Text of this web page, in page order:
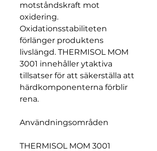
motståndskraft mot
oxidering.
Oxidationsstabiliteten
förlänger produktens
livslängd. THERMISOL MOM
3001 innehåller ytaktiva
tillsatser för att säkerställa att
härdkomponenterna förblir
rena.
Användningsområden
THERMISOL MOM 3001